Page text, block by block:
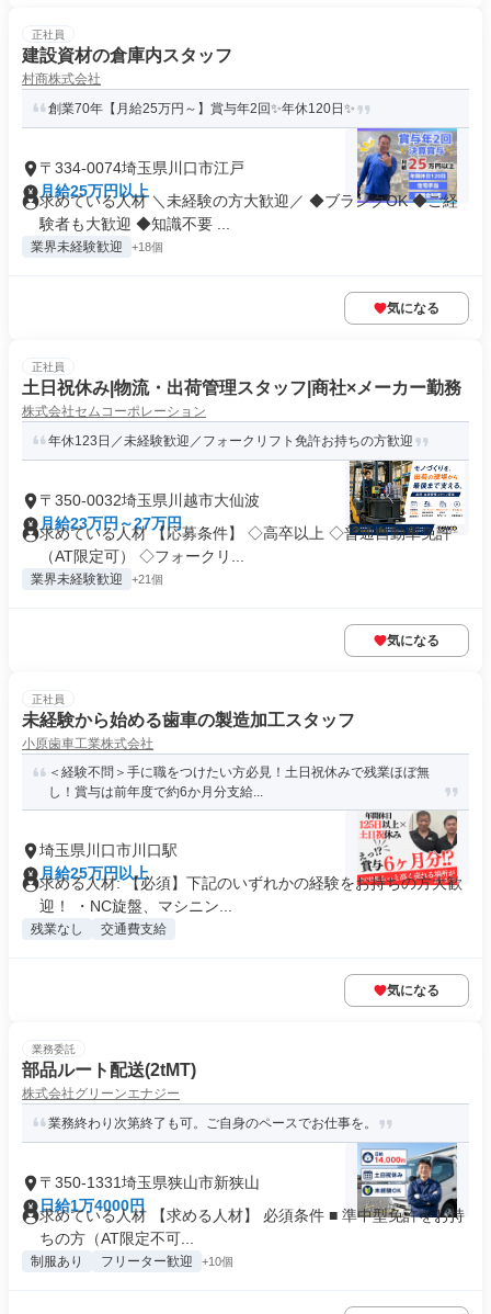
正社員
建設資材の倉庫内スタッフ
村商株式会社
創業70年【月給25万円～】賞与年2回✨年休120日✨
〒334-0074埼玉県川口市江戸
月給25万円以上
求めている人材 ＼未経験の方大歓迎／ ◆ブランクOK ◆ご経
験者も大歓迎 ◆知識不要 ...
業界未経験歓迎 +18個
気になる
正社員
土日祝休み|物流・出荷管理スタッフ|商社×メーカー勤務
株式会社セムコーポレーション
年休123日／未経験歓迎／フォークリフト免許お持ちの方歓迎
〒350-0032埼玉県川越市大仙波
月給23万円～27万円
求めている人材 【応募条件】 ◇高卒以上 ◇普通自動車免許
（AT限定可） ◇フォークリ...
業界未経験歓迎 +21個
気になる
正社員
未経験から始める歯車の製造加工スタッフ
小原歯車工業株式会社
＜経験不問＞手に職をつけたい方必見！土日祝休みで残業ほぼ無
し！賞与は前年度で約6か月分支給...
埼玉県川口市川口駅
月給25万円以上
求める人材: 【必須】下記のいずれかの経験をお持ちの方大歓
迎！ ・NC旋盤、マシニン...
残業なし 交通費支給
気になる
業務委託
部品ルート配送(2tMT)
株式会社グリーンエナジー
業務終わり次第終了も可。ご自身のペースでお仕事を。
〒350-1331埼玉県狭山市新狭山
日給1万4000円
求めている人材 【求める人材】 必須条件 ■ 準中型免許をお持
ちの方（AT限定不可...
制服あり フリーター歓迎 +10個